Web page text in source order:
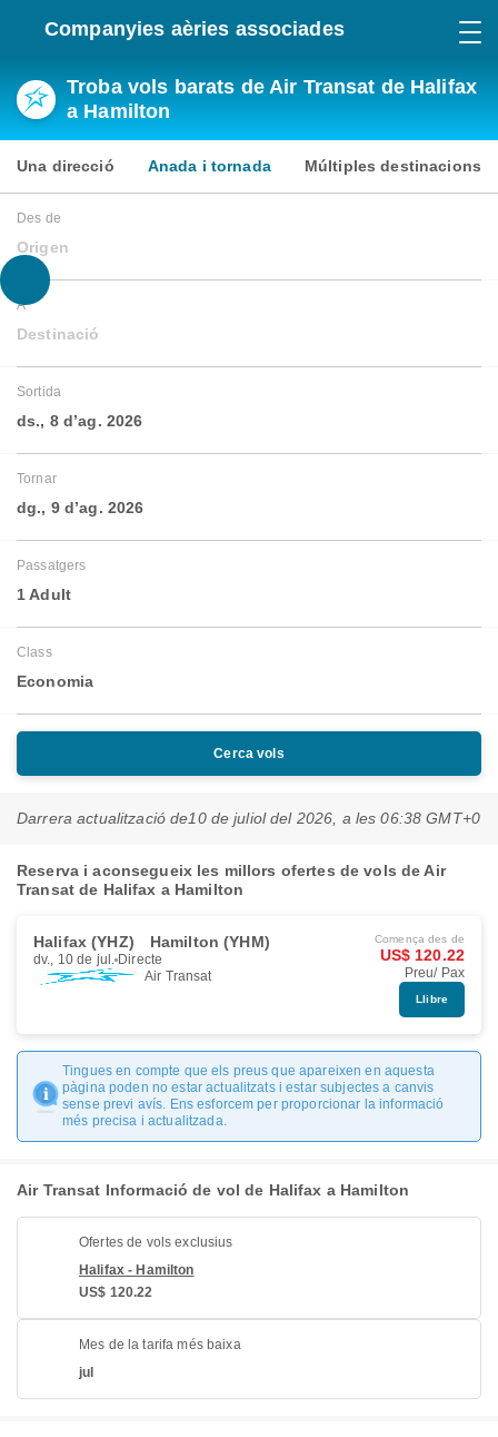
Companyies aèries associades
Troba vols barats de Air Transat de Halifax
a Hamilton
Una direcció Anada i tornada Múltiples destinacions
Des de
Origen
A
Destinació
Sortida
ds., 8 d’ag. 2026
Tornar
dg., 9 d’ag. 2026
Passatgers
1 Adult
Class
Economia
Cerca vols
Darrera actualització de10 de juliol del 2026, a les 06:38 GMT+0
Reserva i aconsegueix les millors ofertes de vols de Air
Transat de Halifax a Hamilton
Halifax (YHZ) Hamilton (YHM)
dv., 10 de jul. Directe
Air Transat
Comença des de
US$ 120.22
Preu/ Pax
Llibre
Tingues en compte que els preus que apareixen en aquesta
pàgina poden no estar actualitzats i estar subjectes a canvis
sense previ avís. Ens esforcem per proporcionar la informació
més precisa i actualitzada.
Air Transat Informació de vol de Halifax a Hamilton
Ofertes de vols exclusius
Halifax - Hamilton
US$ 120.22
Mes de la tarifa més baixa
jul